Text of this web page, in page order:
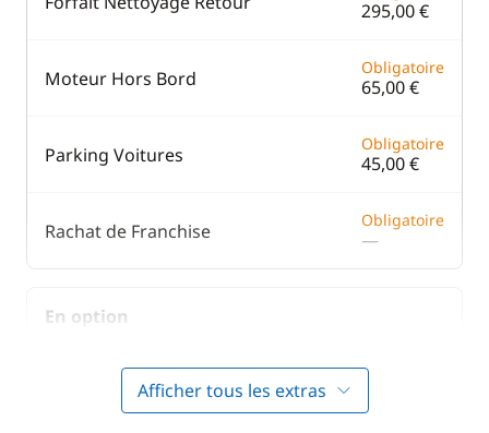
295,00 €
Moteur Hors Bord Obligatoire
65,00 €
Parking Voitures Obligatoire
45,00 €
Rachat de Franchise Obligatoire
—
En option
Hôtesse (repas non inclus)
Afficher tous les extras